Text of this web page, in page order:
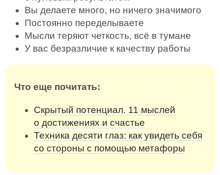
Вы делаете много, но ничего значимого
Постоянно переделываете
Мысли теряют четкость, всё в тумане
У вас безразличие к качеству работы
Что еще почитать:
Скрытый потенциал. 11 мыслей
о достижениях и счастье
Техника десяти глаз: как увидеть себя
со стороны с помощью метафоры